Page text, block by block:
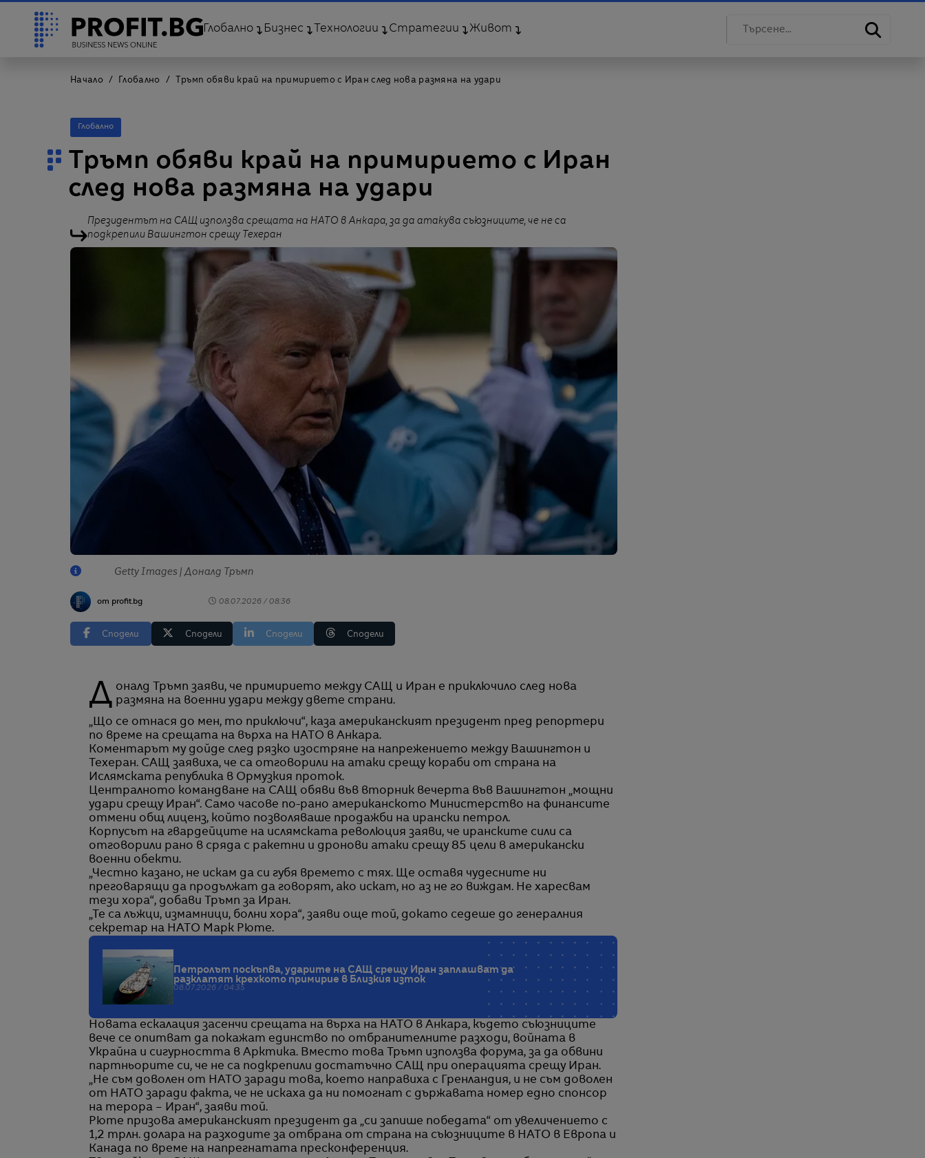
Глобално Бизнес Технологии Стратегии Живот
Начало Глобално Тръмп обяви край на примирието с Иран след нова размяна на удари
Глобално
Тръмп обяви край на примирието с Иран
след нова размяна на удари
Президентът на САЩ използва срещата на НАТО в Анкара, за да атакува съюзниците, че не са
подкрепили Вашингтон срещу Техеран
Getty Images | Доналд Тръмп
от profit.bg 08.07.2026 / 08:36
Сподели Сподели Сподели Сподели
Доналд Тръмп заяви, че примирието между САЩ и Иран е приключило след нова размяна на военни удари между двете страни.
„Що се отнася до мен, то приключи“, каза американският президент пред репортери
по време на срещата на върха на НАТО в Анкара.
Коментарът му дойде след рязко изостряне на напрежението между Вашингтон и
Техеран. САЩ заявиха, че са отговорили на атаки срещу кораби от страна на
Ислямската република в Ормузкия проток.
Централното командване на САЩ обяви във вторник вечерта във Вашингтон „мощни
удари срещу Иран“. Само часове по-рано американското Министерство на финансите
отмени общ лиценз, който позволяваше продажби на ирански петрол.
Корпусът на гвардейците на ислямската революция заяви, че иранските сили са
отговорили рано в сряда с ракетни и дронови атаки срещу 85 цели в американски
военни обекти.
„Честно казано, не искам да си губя времето с тях. Ще оставя чудесните ни
преговарящи да продължат да говорят, ако искат, но аз не го виждам. Не харесвам
тези хора“, добави Тръмп за Иран.
„Те са лъжци, измамници, болни хора“, заяви още той, докато седеше до генералния
секретар на НАТО Марк Рюте.
Петролът поскъпва, ударите на САЩ срещу Иран заплашват да
разклатят крехкото примирие в Близкия изток
08.07.2026 / 04:35
Новата ескалация засенчи срещата на върха на НАТО в Анкара, където съюзниците
вече се опитват да покажат единство по отбранителните разходи, войната в
Украйна и сигурността в Арктика. Вместо това Тръмп използва форума, за да обвини
партньорите си, че не са подкрепили достатъчно САЩ при операцията срещу Иран.
„Не съм доволен от НАТО заради това, което направиха с Гренландия, и не съм доволен
от НАТО заради факта, че не искаха да ни помогнат с държавата номер едно спонсор
на терора – Иран“, заяви той.
Рюте призова американският президент да „си запише победата“ от увеличението с
1,2 трлн. долара на разходите за отбрана от страна на съюзниците в НАТО в Европа и
Канада по време на напрегнатата пресконференция.